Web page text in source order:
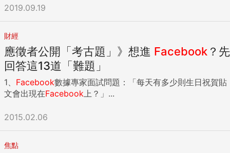
2019.09.19
財經
應徵者公開「考古題」》想進 Facebook ？先
回答這13道「難題」
1、 Facebook數據專家面試問題：「每天有多少則生日祝賀貼
文會出現在Facebook 上？」...
2015.02.06
焦點